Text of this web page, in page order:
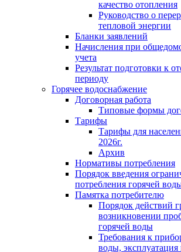
качество отопления
Руководство о
тепловой энергии
Бланки заявлений
Начисления при
учета
Результат подготовки к
периоду
Горячее водоснабжение
Договорная работа
Типовые формы
Тарифы
Тарифы для
2026г.
Архив
Нормативы потребления
Порядок введения
потребления горячей
Памятка потребителю
Порядок действий
возникновении
горячей воды
Требования к
воды,